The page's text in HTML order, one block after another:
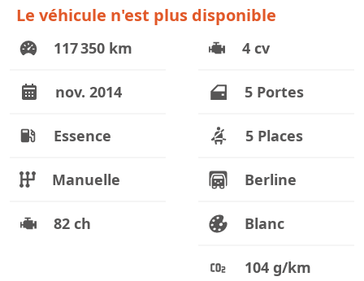
Le véhicule n'est plus disponible
117 350 km
nov. 2014
Essence
Manuelle
82 ch
4 cv
5 Portes
5 Places
Berline
Blanc
104 g/km